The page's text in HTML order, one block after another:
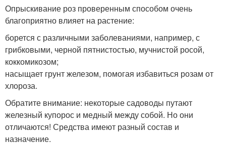
Опрыскивание роз проверенным способом очень
благоприятно влияет на растение:
борется с различными заболеваниями, например, с
грибковыми, черной пятнистостью, мучнистой росой,
коккомикозом;
насыщает грунт железом, помогая избавиться розам от
хлороза.
Обратите внимание: некоторые садоводы путают
железный купорос и медный между собой. Но они
отличаются! Средства имеют разный состав и
назначение.